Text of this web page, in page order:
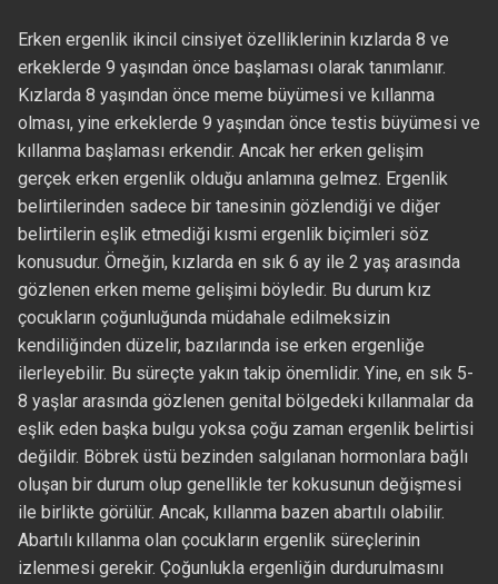
Erken ergenlik ikincil cinsiyet özelliklerinin kızlarda 8 ve
erkeklerde 9 yaşından önce başlaması olarak tanımlanır.
Kızlarda 8 yaşından önce meme büyümesi ve kıllanma
olması, yine erkeklerde 9 yaşından önce testis büyümesi ve
kıllanma başlaması erkendir. Ancak her erken gelişim
gerçek erken ergenlik olduğu anlamına gelmez. Ergenlik
belirtilerinden sadece bir tanesinin gözlendiği ve diğer
belirtilerin eşlik etmediği kısmi ergenlik biçimleri söz
konusudur. Örneğin, kızlarda en sık 6 ay ile 2 yaş arasında
gözlenen erken meme gelişimi böyledir. Bu durum kız
çocukların çoğunluğunda müdahale edilmeksizin
kendiliğinden düzelir, bazılarında ise erken ergenliğe
ilerleyebilir. Bu süreçte yakın takip önemlidir. Yine, en sık 5-
8 yaşlar arasında gözlenen genital bölgedeki kıllanmalar da
eşlik eden başka bulgu yoksa çoğu zaman ergenlik belirtisi
değildir. Böbrek üstü bezinden salgılanan hormonlara bağlı
oluşan bir durum olup genellikle ter kokusunun değişmesi
ile birlikte görülür. Ancak, kıllanma bazen abartılı olabilir.
Abartılı kıllanma olan çocukların ergenlik süreçlerinin
izlenmesi gerekir. Çoğunlukla ergenliğin durdurulmasını